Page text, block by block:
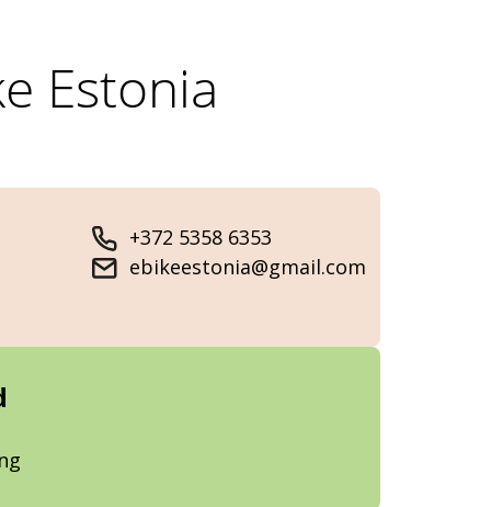
Estonia
+372 5358 6353
ebikeestonia@gmail.com